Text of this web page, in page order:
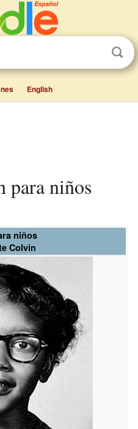
English
para niños
niños
Colvin